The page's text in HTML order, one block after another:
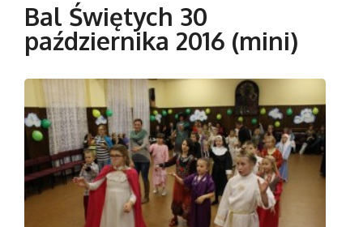
Bal Świętych 30
października 2016 (mini)